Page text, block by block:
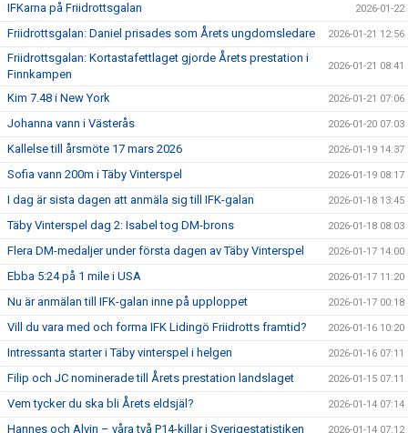
IFKarna på Friidrottsgalan 2026-01-22
Friidrottsgalan: Daniel prisades som Årets ungdomsledare 2026-01-21 12:56
Friidrottsgalan: Kortastafettlaget gjorde Årets prestation i
Finnkampen
2026-01-21 08:41
Kim 7.48 i New York 2026-01-21 07:06
Johanna vann i Västerås 2026-01-20 07:03
Kallelse till årsmöte 17 mars 2026 2026-01-19 14:37
Sofia vann 200m i Täby Vinterspel 2026-01-19 08:17
I dag är sista dagen att anmäla sig till IFK-galan 2026-01-18 13:45
Täby Vinterspel dag 2: Isabel tog DM-brons 2026-01-18 08:03
Flera DM-medaljer under första dagen av Täby Vinterspel 2026-01-17 14:00
Ebba 5:24 på 1 mile i USA 2026-01-17 11:20
Nu är anmälan till IFK-galan inne på upploppet 2026-01-17 00:18
Vill du vara med och forma IFK Lidingö Friidrotts framtid? 2026-01-16 10:20
Intressanta starter i Täby vinterspel i helgen 2026-01-16 07:11
Filip och JC nominerade till Årets prestation landslaget 2026-01-15 07:11
Vem tycker du ska bli Årets eldsjäl? 2026-01-14 07:14
Hannes och Alvin – våra två P14-killar i Sverigestatistiken 2026-01-14 07:12